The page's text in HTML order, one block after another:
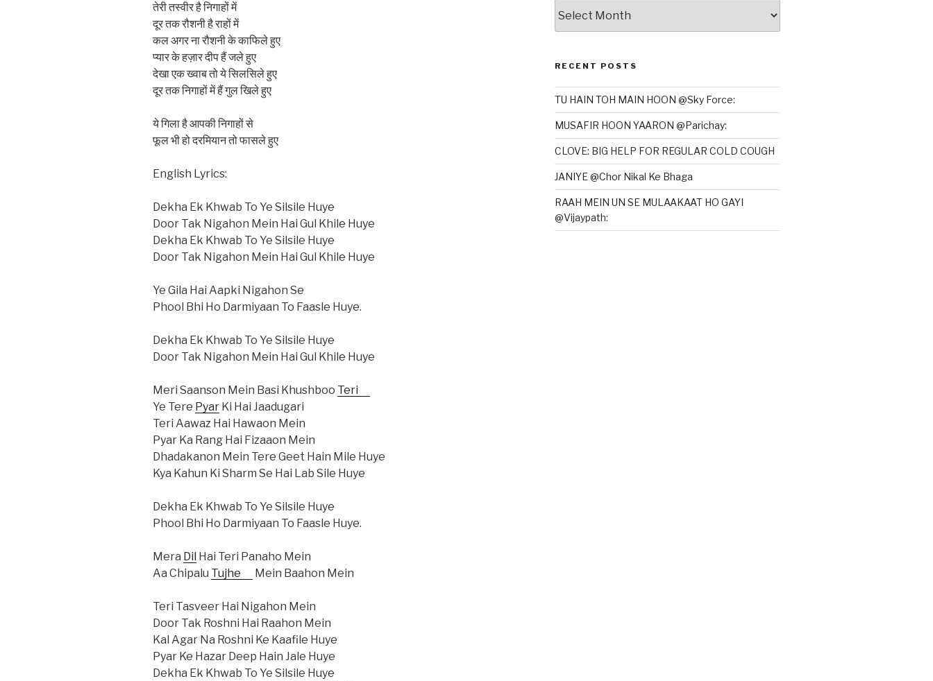
तेरी तस्वीर है निगाहों में
दूर तक रौशनी है राहों में
कल अगर ना रौशनी के काफिले हुए
प्यार के हज़ार दीप हैं जले हुए
देखा एक ख्वाब तो ये सिलसिले हुए
दूर तक निगाहों में हैं गुल खिले हुए
ये गिला है आपकी निगाहों से
फूल भी हो दरमियान तो फासले हुए
English Lyrics:
Dekha Ek Khwab To Ye Silsile Huye
Door Tak Nigahon Mein Hai Gul Khile Huye
Dekha Ek Khwab To Ye Silsile Huye
Door Tak Nigahon Mein Hai Gul Khile Huye
Ye Gila Hai Aapki Nigahon Se
Phool Bhi Ho Darmiyaan To Faasle Huye.
Dekha Ek Khwab To Ye Silsile Huye
Door Tak Nigahon Mein Hai Gul Khile Huye
Meri Saanson Mein Basi Khushboo Teri
Ye Tere Pyar Ki Hai Jaadugari
Teri Aawaz Hai Hawaon Mein
Pyar Ka Rang Hai Fizaaon Mein
Dhadakanon Mein Tere Geet Hain Mile Huye
Kya Kahun Ki Sharm Se Hai Lab Sile Huye
Dekha Ek Khwab To Ye Silsile Huye
Phool Bhi Ho Darmiyaan To Faasle Huye.
Mera Dil Hai Teri Panaho Mein
Aa Chipalu Tujhe Mein Baahon Mein
Teri Tasveer Hai Nigahon Mein
Door Tak Roshni Hai Raahon Mein
Kal Agar Na Roshni Ke Kaafile Huye
Pyar Ke Hazar Deep Hain Jale Huye
Dekha Ek Khwab To Ye Silsile Huye
RECENT POSTS
TU HAIN TOH MAIN HOON @Sky Force:
MUSAFIR HOON YAARON @Parichay:
CLOVE: BIG HELP FOR REGULAR COLD COUGH
JANIYE @Chor Nikal Ke Bhaga
RAAH MEIN UN SE MULAAKAAT HO GAYI
@Vijaypath: